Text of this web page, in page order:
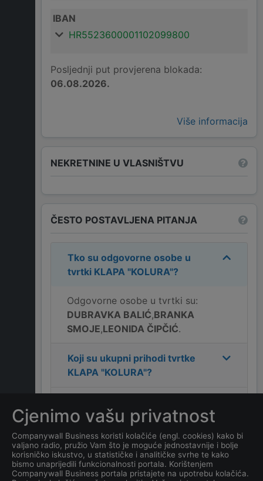
IBAN
HR5523600001102099800
Posljednji put provjerena blokada:
06.08.2026.
Više informacija
NEKRETNINE U VLASNIŠTVU
ČESTO POSTAVLJENA PITANJA
Tko su odgovorne osobe u
tvrtki KLAPA "KOLURA"?
Odgovorne osobe u tvrtki su:
DUBRAVKA BALIĆ,BRANKA
SMOJE,LEONIDA ČIPČIĆ.
Koji su ukupni prihodi tvrtke
KLAPA "KOLURA"?
"KOLURA"?
Koji je kontakt tvrtke KLAPA
"KOLURA"?
Cjenimo vašu privatnost
Companywall Business koristi kolačiće (engl. cookies) kako bi
valjano radio, pružio Vam što je moguće jednostavnije i bolje
korisničko iskustvo, u statističke i analitičke svrhe te kako
bismo unaprijedili funkcionalnosti portala. Korištenjem
Companywall Business portala pristajete na upotrebu kolačića.